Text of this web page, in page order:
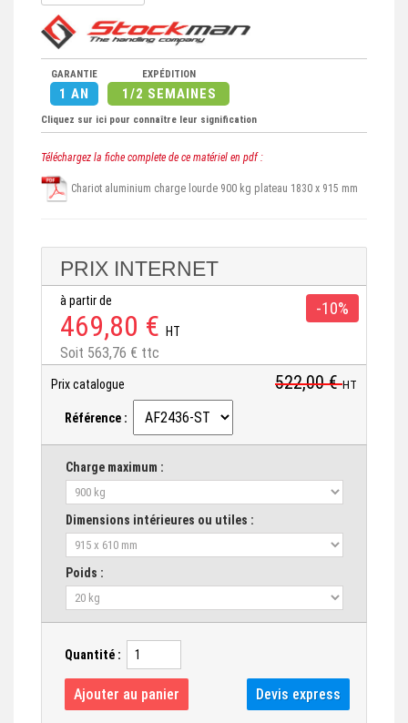
GARANTIE
1 AN
EXPÉDITION
1/2 SEMAINES
Cliquez sur ici pour connaître leur signification
Téléchargez la fiche complete de ce matériel en pdf :
Chariot aluminium charge lourde 900 kg plateau 1830 x 915 mm
PRIX INTERNET
à partir de
469,80 € HT
Soit 563,76 € ttc
-10%
Prix catalogue 522,00 €HT
Référence :
Charge maximum :
Dimensions intérieures ou utiles :
Poids :
Quantité :